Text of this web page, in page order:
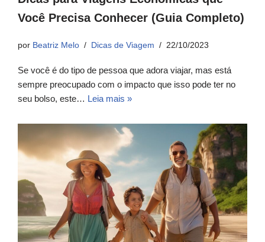
Você Precisa Conhecer (Guia Completo)
por Beatriz Melo Dicas de Viagem 22/10/2023
Se você é do tipo de pessoa que adora viajar, mas está
sempre preocupado com o impacto que isso pode ter no
seu bolso, este… Leia mais »